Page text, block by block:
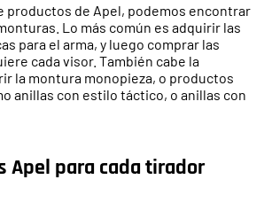
productos de Apel, podemos encontrar
Lo más común es adquirir las
para el arma, y luego comprar las
cada visor. También cabe la
la montura monopieza, o productos
anillas con estilo táctico, o anillas con
Apel para cada tirador